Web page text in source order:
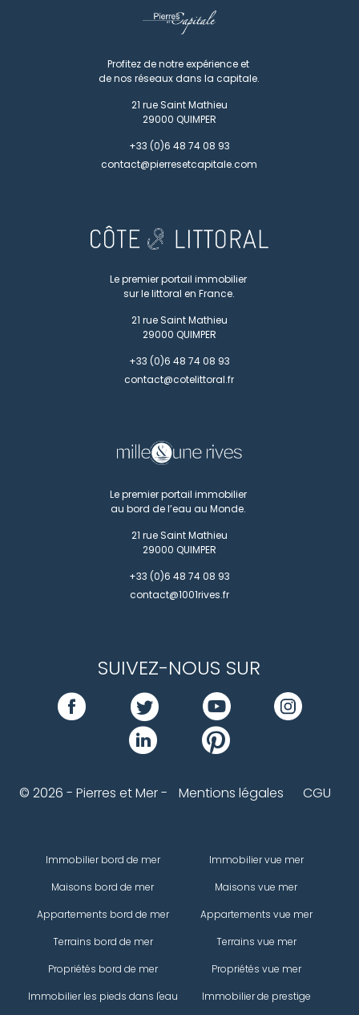
Profitez de notre expérience et
de nos réseaux dans la capitale.
21 rue Saint Mathieu
29000 QUIMPER
+33 (0)6 48 74 08 93
contact@pierresetcapitale.com
Le premier portail immobilier
sur le littoral en France.
21 rue Saint Mathieu
29000 QUIMPER
+33 (0)6 48 74 08 93
contact@cotelittoral.fr
Le premier portail immobilier
au bord de l’eau au Monde.
21 rue Saint Mathieu
29000 QUIMPER
+33 (0)6 48 74 08 93
contact@1001rives.fr
SUIVEZ-NOUS SUR
© 2026 - Pierres et Mer - Mentions légales CGU
Immobilier bord de mer
Maisons bord de mer
Appartements bord de mer
Terrains bord de mer
Propriétés bord de mer
Immobilier vue mer
Maisons vue mer
Appartements vue mer
Terrains vue mer
Propriétés vue mer
Immobilier les pieds dans l'eau
Immobilier de prestige